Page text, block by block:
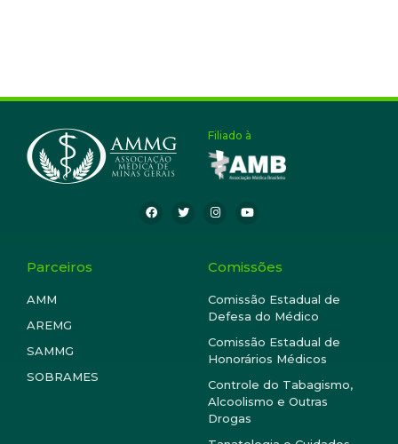
Filiado à
Parceiros
AMM
AREMG
SAMMG
SOBRAMES
Comissões
Comissão Estadual de
Defesa do Médico
Comissão Estadual de
Honorários Médicos
Controle do Tabagismo,
Alcoolismo e Outras
Drogas